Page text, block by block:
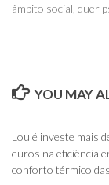
âmbito social, quer
YOU MAY
Loulé investe mais
euros na eficiência
conforto térmico